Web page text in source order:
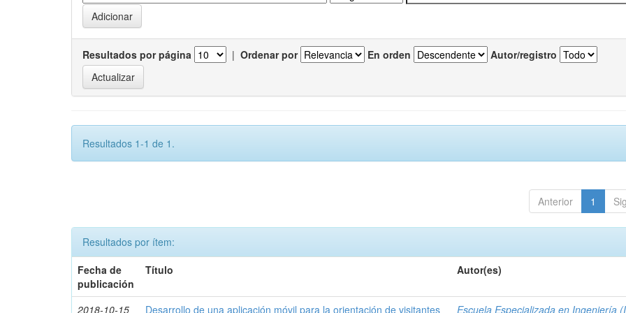
Resultados por página | Ordenar por En orden Autor/registro
Resultados 1-1 de 1.
Anterior 1
Resultados por ítem:
Fecha de
publicación
Título Autor(es)
2018-10-15 Desarrollo de una aplicación móvil para la orientación de visitantes Escuela Especializada en Ingeniería